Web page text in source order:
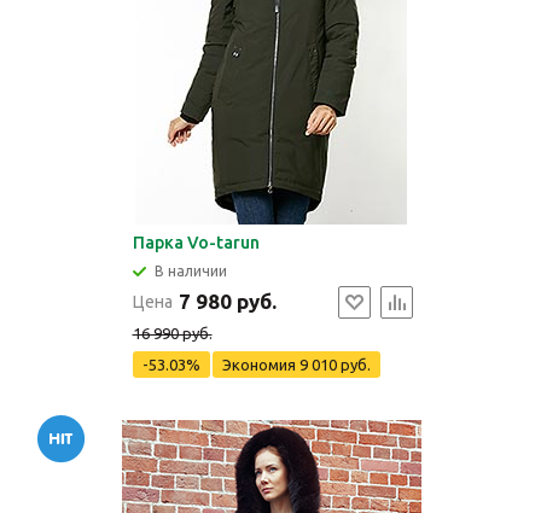
Парка Vo-tarun
В наличии
Цена 7 980 руб.
16 990 руб.
-53.03%
Экономия 9 010 руб.